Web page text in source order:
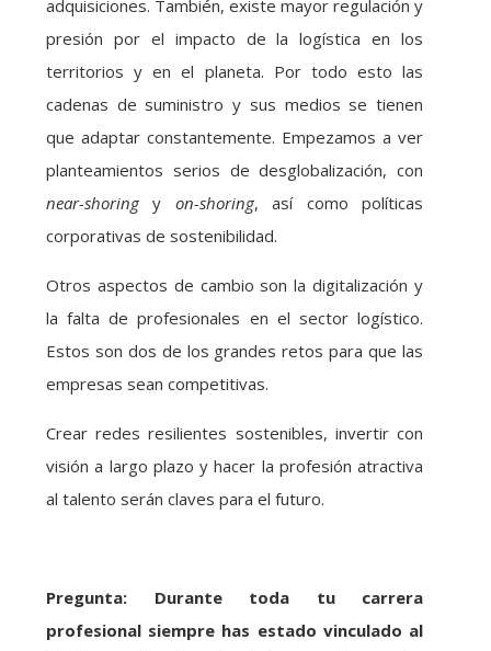
adquisiciones. También, existe mayor regulación y
presión por el impacto de la logística en los
territorios y en el planeta. Por todo esto las
cadenas de suministro y sus medios se tienen
que adaptar constantemente. Empezamos a ver
planteamientos serios de desglobalización, con
near-shoringy on-shoring, así como políticas
corporativas de sostenibilidad.
Otros aspectos de cambio son la digitalización y
la falta de profesionales en el sector logístico.
Estos son dos de los grandes retos para que las
empresas sean competitivas.
Crear redes resilientes sostenibles, invertir con
visión a largo plazo y hacer la profesión atractiva
al talento serán claves para el futuro.
Pregunta: Durante toda tu carrera
profesional siempre has estado vinculado al